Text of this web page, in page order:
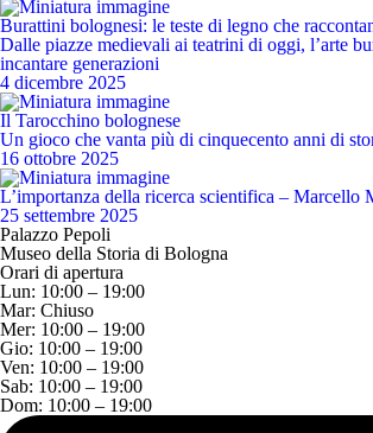
Burattini bolognesi: le teste di legno che
Dalle piazze medievali ai teatrini di oggi, l’arte
incantare generazioni
4 dicembre 2025
Il Tarocchino bolognese
Un gioco che vanta più di cinquecento anni di
16 ottobre 2025
L’importanza della ricerca scientifica – Marcello
25 settembre 2025
Palazzo Pepoli
Museo della Storia di Bologna
Orari di apertura
Lun: 10:00 – 19:00
Mar: Chiuso
Mer: 10:00 – 19:00
Gio: 10:00 – 19:00
Ven: 10:00 – 19:00
Sab: 10:00 – 19:00
Dom: 10:00 – 19:00